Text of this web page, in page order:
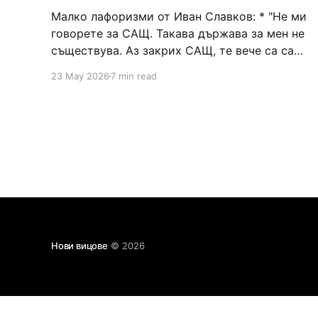
Малко лафоризми от Иван Славков: * "Не ми
говорете за САЩ. Такава държава за мен не
съществува. Аз закрих САЩ, те вече са само
предприятие." * "Не аз се ожених по сметка
23 May 2026 7 min read
Нови вицове © 2026